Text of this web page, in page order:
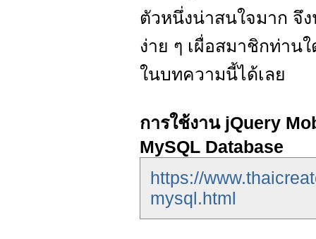
ตัวหนึ่งน่าสนใจมาก จึ
ง่าย ๆ เผื่อสมาชิกท่าน
ในบทความนี้ได้เลย
การใช้งาน jQuery
MySQL Database
https://
mysql.html